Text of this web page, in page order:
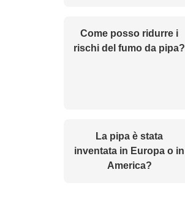
Come posso ridurre i
rischi del fumo da pipa?
La pipa è stata
inventata in Europa o in
America?